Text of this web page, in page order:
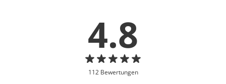
4.8
112 Bewertungen